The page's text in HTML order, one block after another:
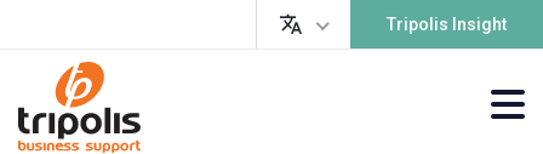
Tripolis Insight